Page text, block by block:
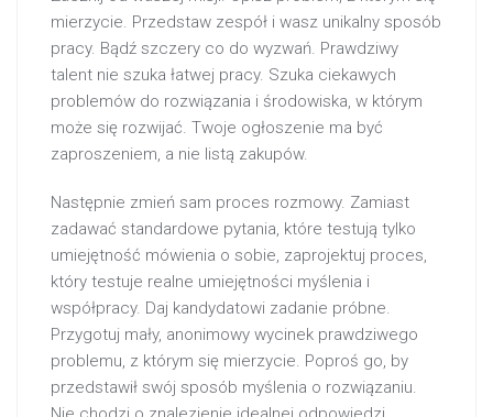
mierzycie. Przedstaw zespół i wasz unikalny sposób
pracy. Bądź szczery co do wyzwań. Prawdziwy
talent nie szuka łatwej pracy. Szuka ciekawych
problemów do rozwiązania i środowiska, w którym
może się rozwijać. Twoje ogłoszenie ma być
zaproszeniem, a nie listą zakupów.
Następnie zmień sam proces rozmowy. Zamiast
zadawać standardowe pytania, które testują tylko
umiejętność mówienia o sobie, zaprojektuj proces,
który testuje realne umiejętności myślenia i
współpracy. Daj kandydatowi zadanie próbne.
Przygotuj mały, anonimowy wycinek prawdziwego
problemu, z którym się mierzycie. Poproś go, by
przedstawił swój sposób myślenia o rozwiązaniu.